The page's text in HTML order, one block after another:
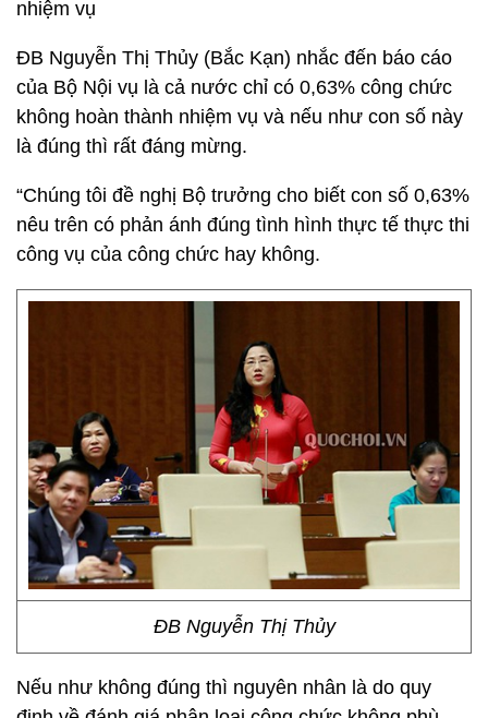
nhiệm vụ
ĐB Nguyễn Thị Thủy (Bắc Kạn) nhắc đến báo cáo
của Bộ Nội vụ là cả nước chỉ có 0,63% công chức
không hoàn thành nhiệm vụ và nếu như con số này
là đúng thì rất đáng mừng.
“Chúng tôi đề nghị Bộ trưởng cho biết con số 0,63%
nêu trên có phản ánh đúng tình hình thực tế thực thi
công vụ của công chức hay không.
ĐB Nguyễn Thị Thủy
Nếu như không đúng thì nguyên nhân là do quy